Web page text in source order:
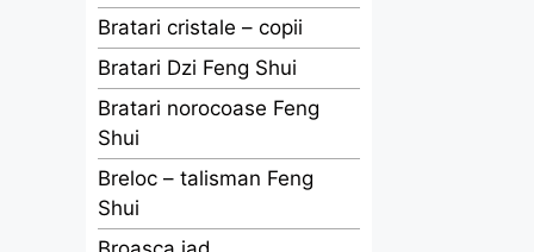
Bratari cristale – copii
Bratari Dzi Feng Shui
Bratari norocoase Feng
Shui
Breloc – talisman Feng
Shui